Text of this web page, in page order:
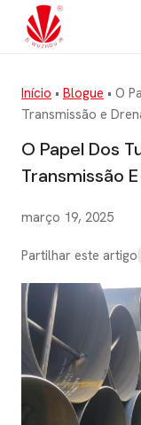
Saltar
Início • Blogue • O
Transmissão e
O Papel Dos
Transmissão
março 19, 2025
Partilhar este artigo